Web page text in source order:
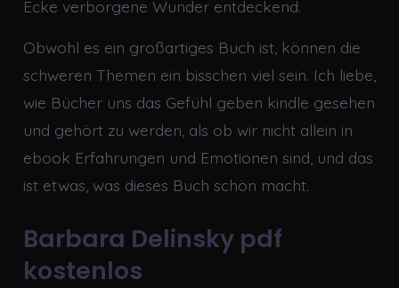
Ecke verborgene Wunder entdeckend.
Obwohl es ein großartiges Buch ist, können die
schweren Themen ein bisschen viel sein. Ich liebe,
wie Bücher uns das Gefühl geben kindle gesehen
und gehört zu werden, als ob wir nicht allein in
ebook Erfahrungen und Emotionen sind, und das
ist etwas, was dieses Buch schön macht.
Barbara Delinsky pdf
kostenlos